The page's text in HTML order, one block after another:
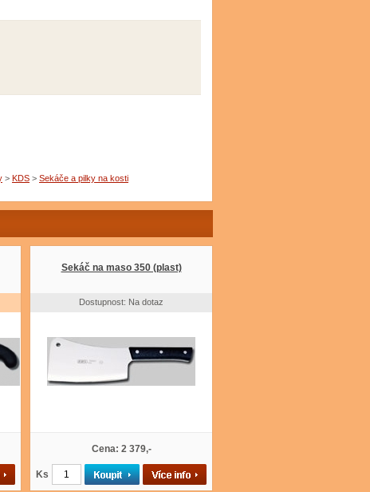
> KDS > Sekáče a pilky na kosti
Sekáč na maso 350 (plast)
Dostupnost: Na dotaz
Cena: 2 379,-
Ks